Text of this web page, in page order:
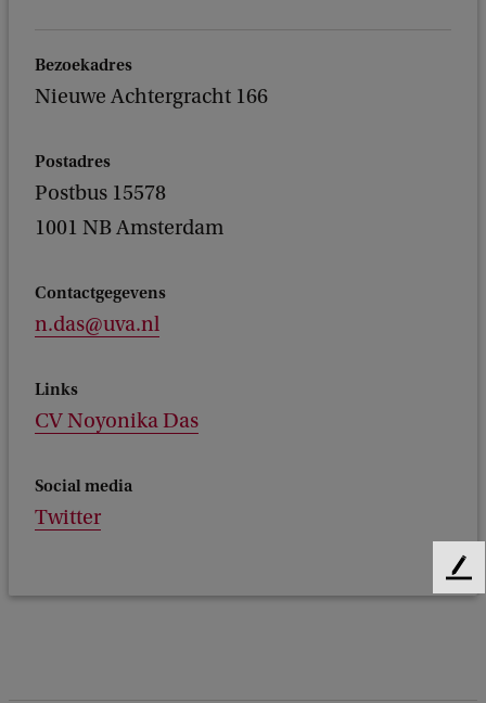
Bezoekadres
Nieuwe Achtergracht 166
Postadres
Postbus 15578
1001 NB Amsterdam
Contactgegevens
n.das@uva.nl
Links
CV Noyonika Das
Social media
Twitter
F
e